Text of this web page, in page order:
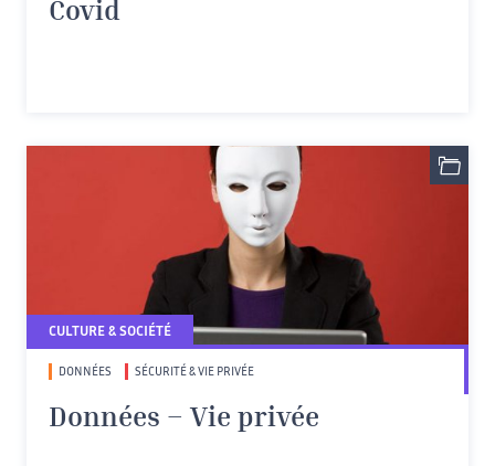
Covid
CULTURE & SOCIÉTÉ
DONNÉES SÉCURITÉ & VIE PRIVÉE
Données – Vie privée